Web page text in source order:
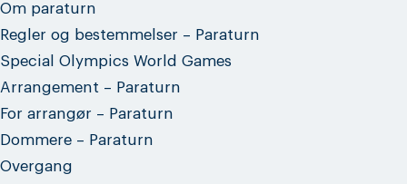
Om paraturn
Regler og bestemmelser – Paraturn
Special Olympics World Games
Arrangement – Paraturn
For arrangør – Paraturn
Dommere – Paraturn
Overgang